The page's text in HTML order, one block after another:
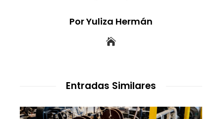
Por Yuliza Hermán
Entradas Similares